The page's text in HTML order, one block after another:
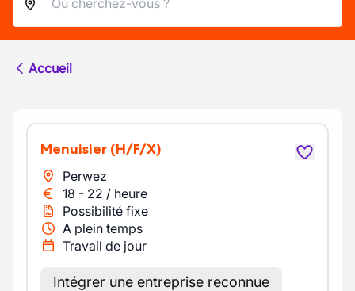
Accueil
Menuisier (H/F/X)
Perwez
18 - 22 / heure
Possibilité fixe
A plein temps
Travail de jour
Intégrer une entreprise reconnue